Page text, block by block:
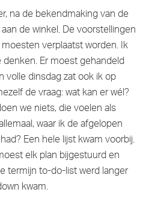
na de bekendmaking van de
de winkel. De voorstellingen
verplaatst worden. Ik
Er moest gehandeld
dinsdag zat ook ik op
de vraag: wat kan er wél?
we niets, die voelen als
waar ik de afgelopen
Een hele lijst kwam voorbij.
elk plan bijgestuurd en
termijn to-do-list werd langer
kwam.